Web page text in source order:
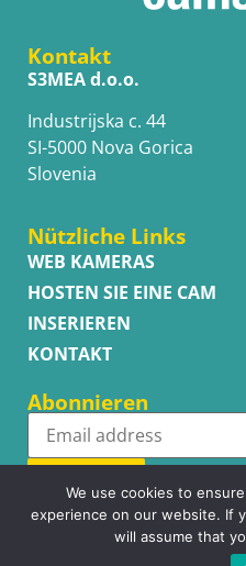
Kontakt
S3MEA d.o.o.
Industrijska c. 44
SI-5000 Nova Gorica
Slovenia
Nützliche Links
WEB KAMERAS
HOSTEN SIE EINE CAM
INSERIEREN
KONTAKT
Abonnieren
Subscribe
We use cookies to
experience on our website. If
will assume that